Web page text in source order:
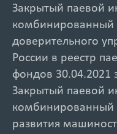
Закрытый паевой
комбинированный
доверительного
России в реестр
фондов
Закрытый паевой
комбинированный
развития